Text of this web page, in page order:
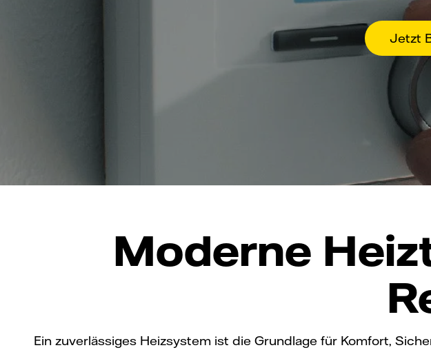
Jetzt
Moderne
Ein zuverlässiges Heizsystem ist die Grundlage für Komfort,